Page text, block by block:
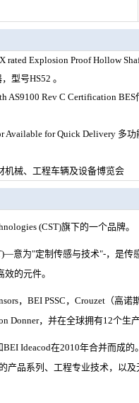
rated Explosion Proof Hollow
型号HS52 。
AS9100 Rev C Certification
Available for Quick Delivery 多
机械、工程车辆及设备博览会
(CST)旗下的一个品牌。
意为"定制传感与技术"-，是
的元件。
，BEI PSSC，Crouzet（高
Donner，并在全球拥有12个生
BEI Ideacod在2010年合并而成
产品系列、工程专业技术，以